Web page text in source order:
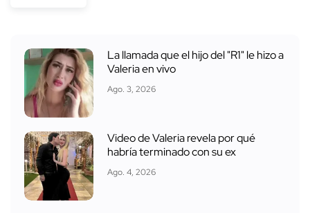
La llamada que el hijo del "R1" le hizo a
Valeria en vivo
Ago. 3, 2026
Video de Valeria revela por qué
habría terminado con su ex
Ago. 4, 2026